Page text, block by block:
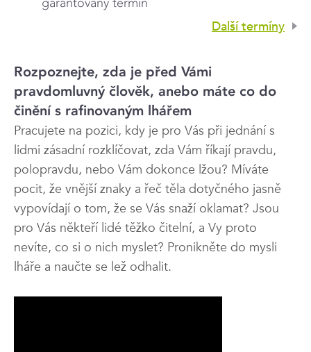
Další termíny
Rozpoznejte, zda je před Vámi
pravdomluvný člověk, anebo máte co do
činění s rafinovaným lhářem
Pracujete na pozici, kdy je pro Vás při jednání s
lidmi zásadní rozklíčovat, zda Vám říkají pravdu,
polopravdu, nebo Vám dokonce lžou? Míváte
pocit, že vnější znaky a řeč těla dotyčného jasně
vypovídají o tom, že se Vás snaží oklamat? Jsou
pro Vás někteří lidé těžko čitelní, a Vy proto
nevíte, co si o nich myslet? Pronikněte do mysli
lháře a naučte se lež odhalit.